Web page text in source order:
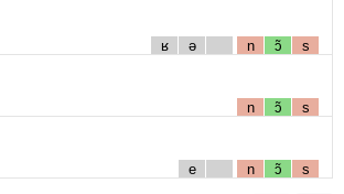
ʁ ə n ɔ̃ s
n ɔ̃ s
e n ɔ̃ s